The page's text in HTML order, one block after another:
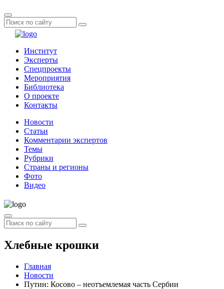
Институт
Эксперты
Спецпроекты
Мероприятия
Библиотека
О проекте
Контакты
Новости
Статьи
Комментарии экспертов
Темы
Рубрики
Страны и регионы
Фото
Видео
Хлебные крошки
Главная
Новости
Путин: Косово – неотъемлемая часть Сербии